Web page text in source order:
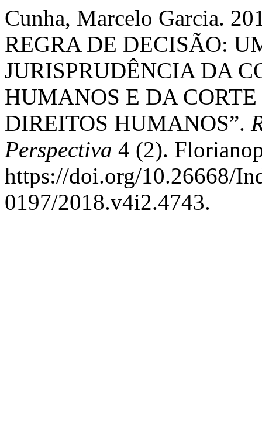
Cunha, Marcelo Garcia.
REGRA DE DECISÃO:
JURISPRUDÊNCIA DA
HUMANOS E DA
DIREITOS HUMANOS”.
Perspectiva 4 (2).
https://doi.org/10.26668/
0197/2018.v4i2.4743.